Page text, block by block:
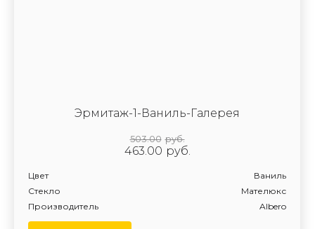
Эрмитаж-1-Ваниль-Галерея
руб.
503.00
руб.
463.00
Цвет Ваниль
Производитель Albero
Стекло Мателюкс